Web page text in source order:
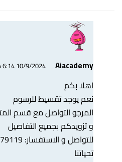
Aiacademy 10/9/2024 6:14 م
اهلا بكم
نعم يوجد تقسيط للرسوم
المرجو التواصل مع قسم
و تزويدكم بجميع التفاصيل
للتواصل و الاستفسار: 0096171879119
تحياتنا